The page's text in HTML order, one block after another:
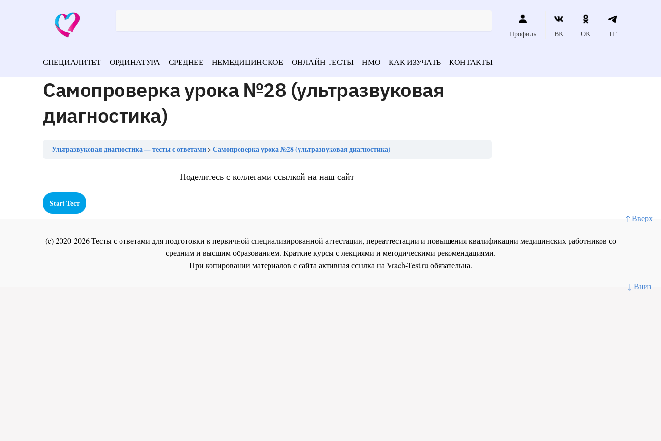
↑ Вверх
↓ Вниз
Профиль ВК ОК ТГ
СПЕЦИАЛИТЕТ ОРДИНАТУРА СРЕДНЕЕ НЕМЕДИЦИНСКОЕ ОНЛАЙН ТЕСТЫ НМО КАК ИЗУЧАТЬ КОНТАКТЫ
Самопроверка урока №28 (ультразвуковая
диагностика)
Ультразвуковая диагностика — тесты с ответами Самопроверка урока №28 (ультразвуковая диагностика)
Поделитесь с коллегами ссылкой на наш сайт
(c) 2020-2026 Тесты с ответами для подготовки к первичной специализированной аттестации, переаттестации и повышения квалификации медицинских работников со
средним и высшим образованием. Краткие курсы с лекциями и методическими рекомендациями.
При копировании материалов с сайта активная ссылка на Vrach-Test.ru обязательна.